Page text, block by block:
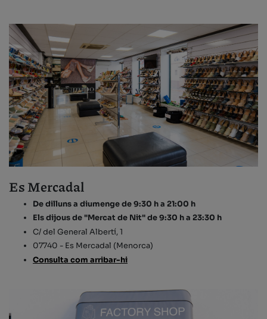
Es Mercadal
De dilluns a diumenge de 9:30 h a 21:00 h
Els dijous de "Mercat de Nit" de 9:30 h a 23:30 h
C/ del General Albertí, 1
07740 - Es Mercadal (Menorca)
Consulta com arribar-hi